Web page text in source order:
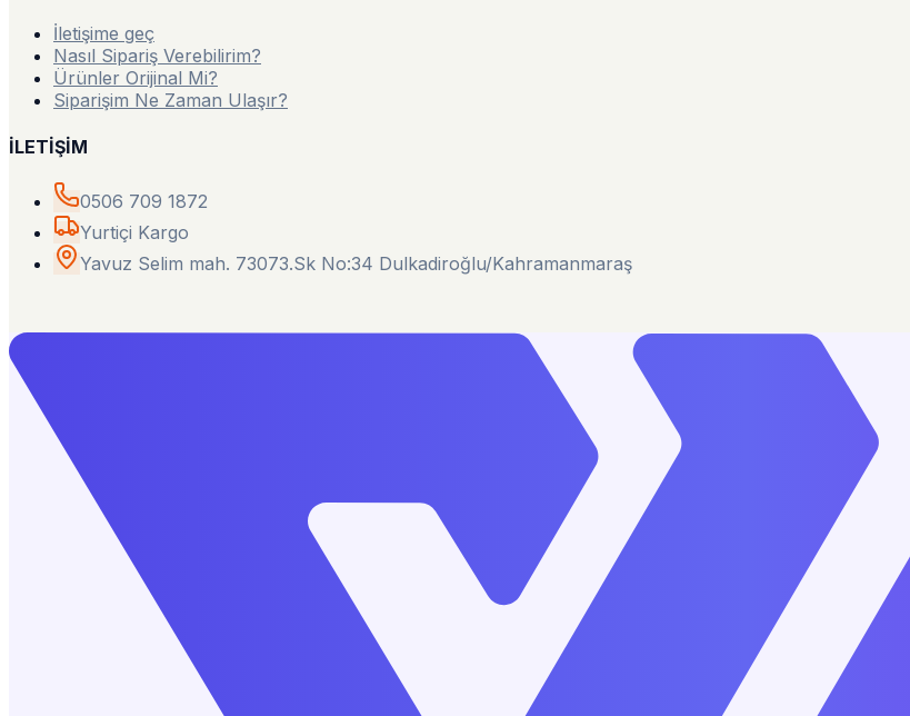
İletişime geç
Nasıl Sipariş Verebilirim?
Ürünler Orijinal Mi?
Siparişim Ne Zaman Ulaşır?
İLETİŞİM
0506 709 1872
Yurtiçi Kargo
Yavuz Selim mah. 73073.Sk No:34 Dulkadiroğlu/Kahramanmaraş